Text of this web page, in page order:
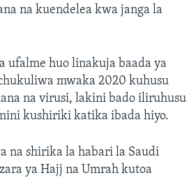
na kuendelea kwa janga la
ufalme huo linakuja baada ya
mwaka 2020 kuhusu
na virusi, lakini bado iliruhusu
kushiriki katika ibada hiyo.
na shirika la habari la Saudi
ya Hajj na Umrah kutoa